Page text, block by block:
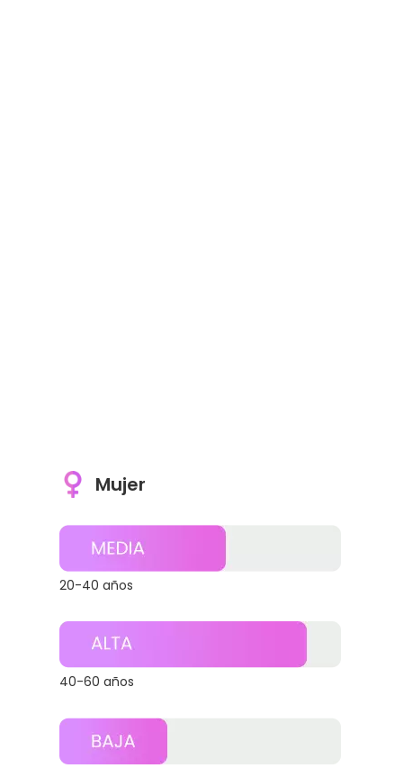
Mujer
20-40 años
40-60 años